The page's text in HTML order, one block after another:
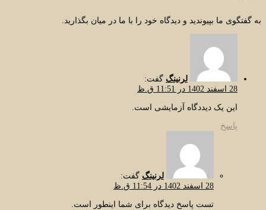
به گفتگوی ما بپیوندید و دیدگاه خود را با ما در میان بگذارید.
لرنینگ گفت:
28 اسفند 1402 در 11:51 ق.ظ
این یک دیددگاه آزمایشی است.
پاسخ
لرنینگ گفت:
28 اسفند 1402 در 11:54 ق.ظ
تست پاسخ دیدگاه برای شما اینطور است.